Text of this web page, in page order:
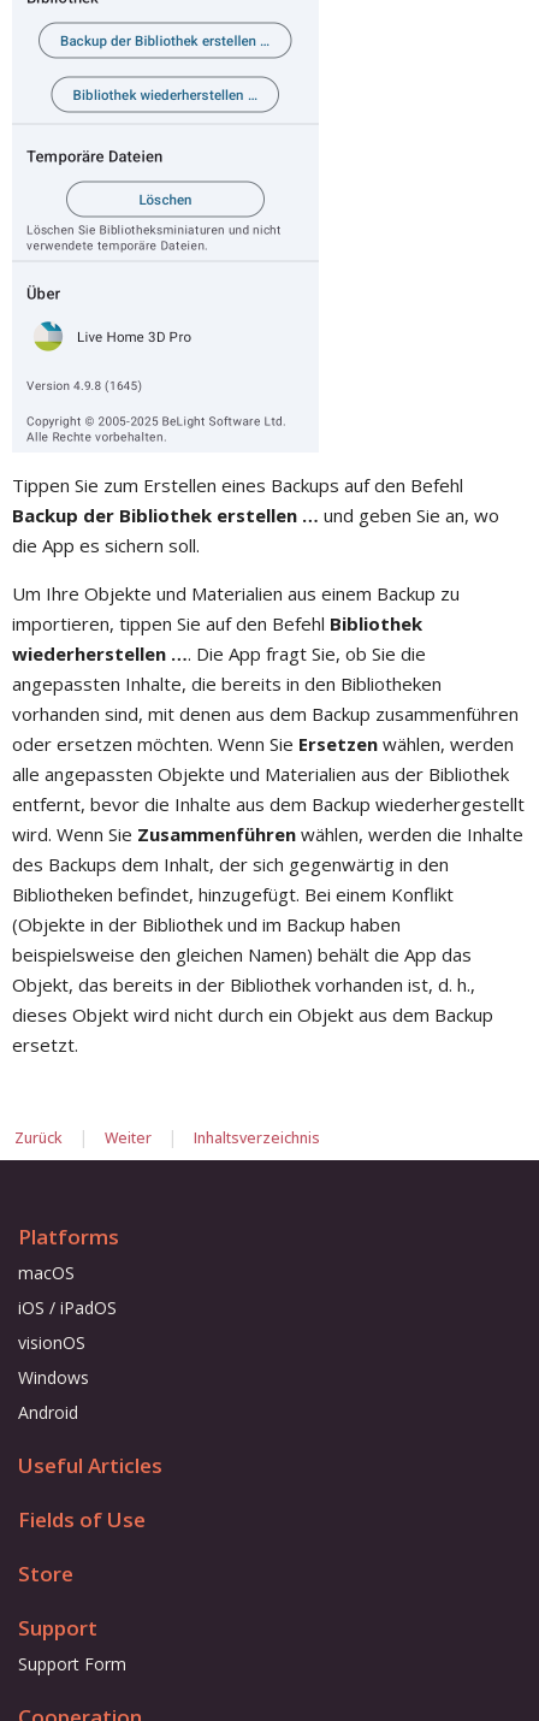
Tippen Sie zum Erstellen eines Backups auf den Befehl
Backup der Bibliothek erstellen … und geben Sie an, wo
die App es sichern soll.
Um Ihre Objekte und Materialien aus einem Backup zu
importieren, tippen Sie auf den Befehl Bibliothek
wiederherstellen …. Die App fragt Sie, ob Sie die
angepassten Inhalte, die bereits in den Bibliotheken
vorhanden sind, mit denen aus dem Backup zusammenführen
oder ersetzen möchten. Wenn Sie Ersetzen wählen, werden
alle angepassten Objekte und Materialien aus der Bibliothek
entfernt, bevor die Inhalte aus dem Backup wiederhergestellt
wird. Wenn Sie Zusammenführen wählen, werden die Inhalte
des Backups dem Inhalt, der sich gegenwärtig in den
Bibliotheken befindet, hinzugefügt. Bei einem Konflikt
(Objekte in der Bibliothek und im Backup haben
beispielsweise den gleichen Namen) behält die App das
Objekt, das bereits in der Bibliothek vorhanden ist, d. h.,
dieses Objekt wird nicht durch ein Objekt aus dem Backup
ersetzt.
Zurück | Weiter | Inhaltsverzeichnis
Platforms
macOS
iOS / iPadOS
visionOS
Windows
Android
Useful Articles
Fields of Use
Store
Support
Support Form